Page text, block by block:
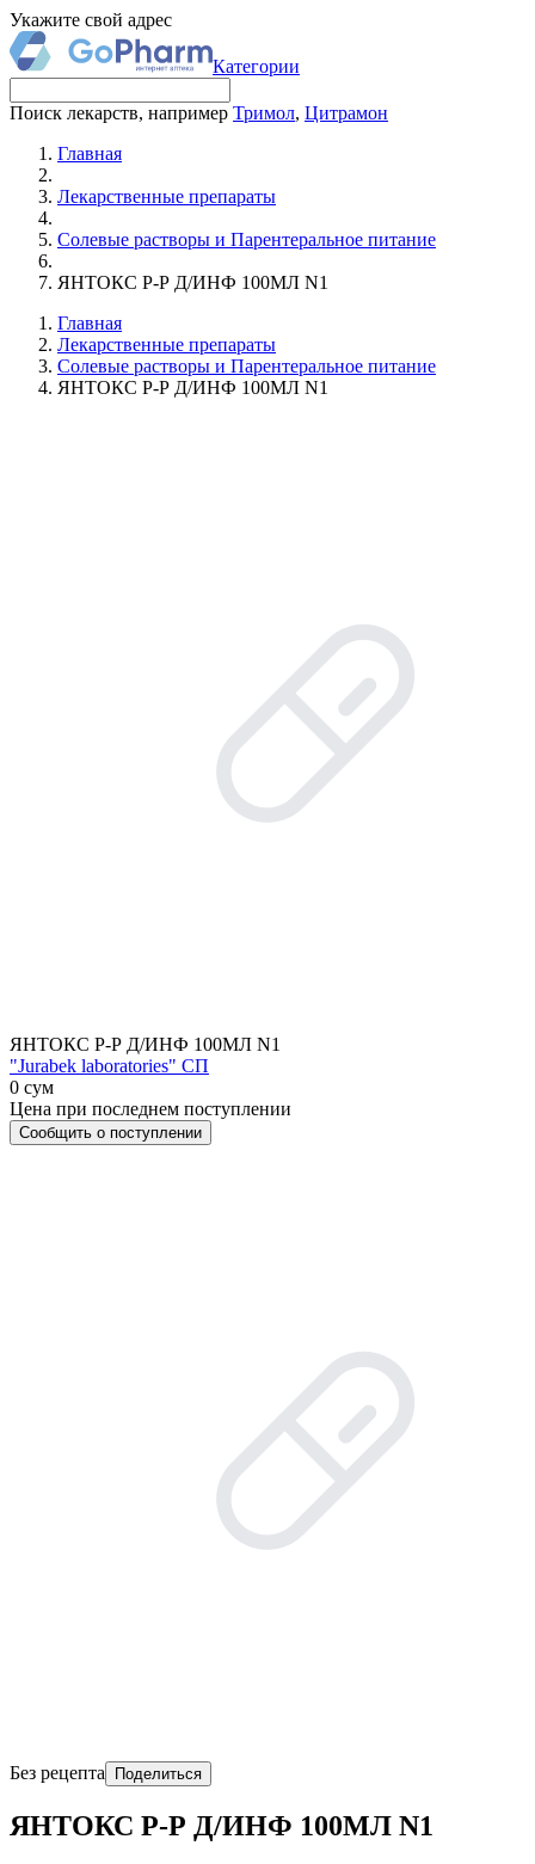
Укажите свой адрес
Категории
Поиск лекарств, например Тримол, Цитрамон
Главная
Лекарственные препараты
Солевые растворы и Парентеральное питание
ЯНТОКС Р-Р Д/ИНФ 100МЛ N1
Главная
Лекарственные препараты
Солевые растворы и Парентеральное питание
ЯНТОКС Р-Р Д/ИНФ 100МЛ N1
ЯНТОКС Р-Р Д/ИНФ 100МЛ N1
"Jurabek laboratories" СП
0 сум
Цена при последнем поступлении
Сообщить о поступлении
Без рецепта Поделиться
ЯНТОКС Р-Р Д/ИНФ 100МЛ N1